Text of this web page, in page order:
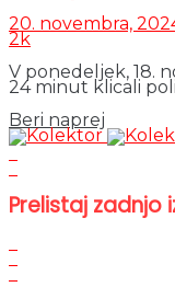
20. novembra,
2k
V ponedeljek, 18.
24 minut klicali
Beri naprej
Prelistaj zadnjo